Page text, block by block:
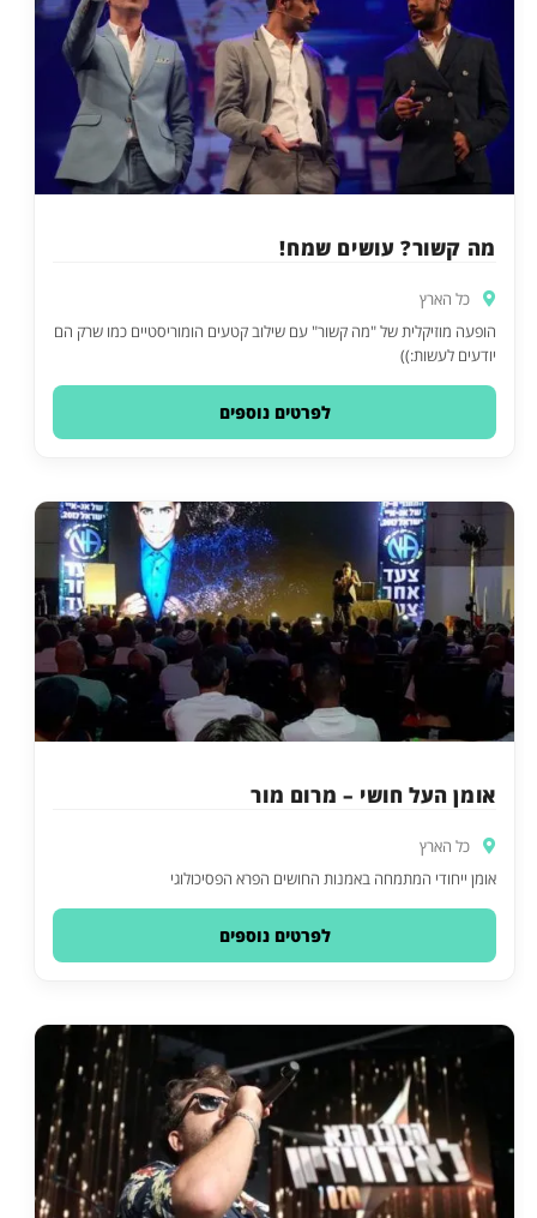
מה קשור? עושים שמח!
כל הארץ
הופעה מוזיקלית של "מה קשור" עם שילוב קטעים הומוריסטיים כמו שרק הם
יודעים לעשות:))
לפרטים נוספים
אומן העל חושי – מרום מור
כל הארץ
אומן ייחודי המתמחה באמנות החושים הפרא הפסיכולוגי
לפרטים נוספים